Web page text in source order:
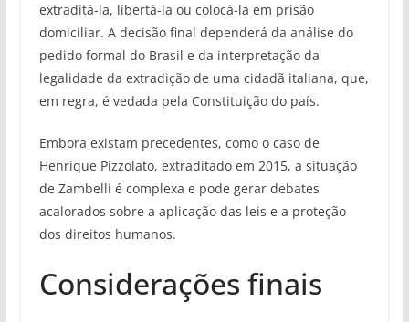
extraditá-la, libertá-la ou colocá-la em prisão
domiciliar. A decisão final dependerá da análise do
pedido formal do Brasil e da interpretação da
legalidade da extradição de uma cidadã italiana, que,
em regra, é vedada pela Constituição do país.
Embora existam precedentes, como o caso de
Henrique Pizzolato, extraditado em 2015, a situação
de Zambelli é complexa e pode gerar debates
acalorados sobre a aplicação das leis e a proteção
dos direitos humanos.
Considerações finais